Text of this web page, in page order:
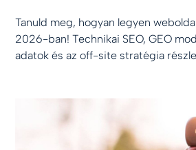
Tanuld meg, hogyan legyen
2026-ban! Technikai SEO, GEO
adatok és az off-site stratégia